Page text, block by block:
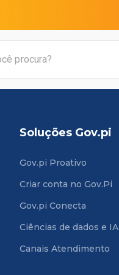
Soluções Gov.pi
Gov.pi Proativo
Criar conta no Gov.Pi
Gov.pi Conecta
Ciências de dados e IA
Canais Atendimento